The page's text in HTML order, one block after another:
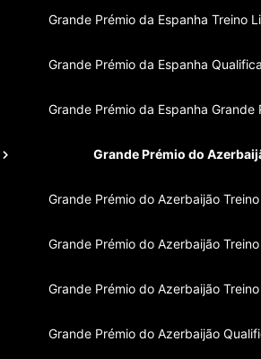
Grande Prémio da Espanha Treino
Grande Prémio da Espanha
Grande Prémio da Espanha Grande
Grande Prémio do
Grande Prémio do Azerbaijão
Grande Prémio do Azerbaijão
Grande Prémio do Azerbaijão
Grande Prémio do Azerbaijão